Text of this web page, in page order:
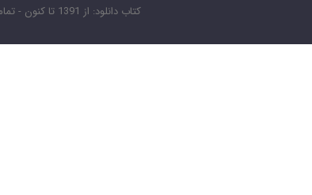
کتاب دانلود: از 1391 تا کنون - تمامی حقوق محفوظ است